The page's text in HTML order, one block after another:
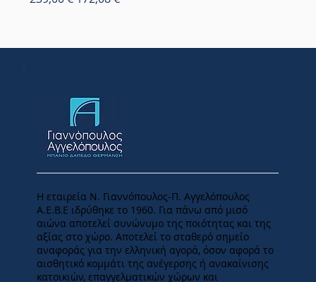
Η εταιρεία Ν. Γιαννόπουλος-Π. Αγγελόπουλος
Α.Ε.Β.Ε ιδρύθηκε το 1960. Για πάνω από μισό
αιώνα αποτελεί συνώνυμο της ποιότητας και της
αξίας στο χώρο. Αποτελεί το σταθερό σημείο
αναφοράς για την ελληνική αγορά, όσον αφορά το
αισθητικό κομμάτι της ανέγερσης ή ανακαίνισης
κατοικιών, επαγγελματικών χώρων και